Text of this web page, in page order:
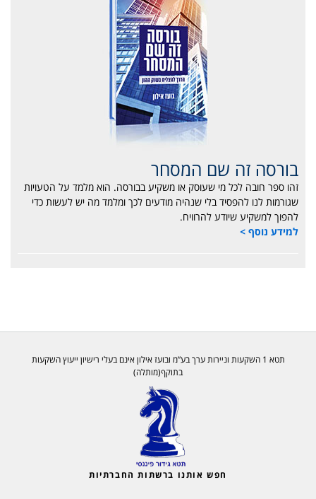
בורסה זה שם המסחר
זהו ספר חובה לכל מי שעוסק או משקיע בבורסה. הוא מלמד על הטעויות
שגורמות לנו להפסיד בלי שנהיה מודעים לכך ומלמד מה יש לעשות כדי
להפוך למשקיע שיודע להרוויח.
למידע נוסף >
תטא 1 השקעות וניירות ערך בע”מ ובועז אילון אינם בעלי רישיון ייעוץ השקעות
בתוקף(מותלה)
חפש אותנו ברשתות החברתיות